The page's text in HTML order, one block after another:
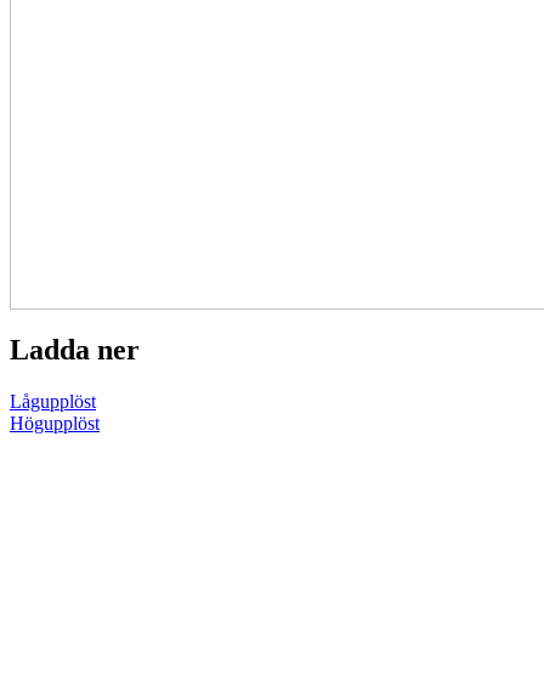
Ladda ner
Lågupplöst
Högupplöst